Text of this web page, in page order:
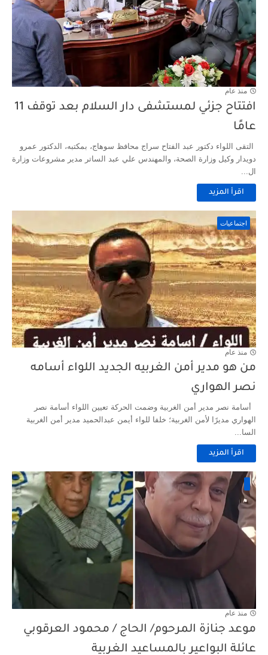
منذ عام
افتتاح جزئي لمستشفى دار السلام بعد توقف 11
عامًا
التقى اللواء دكتور عبد الفتاح سراج محافظ سوهاج، بمكتبه، الدكتور عمرو
دويدار وكيل وزارة الصحة، والمهندس علي عبد الساتر مدير مشروعات وزارة
ال...
اقرأ المزيد
اجتماعيات
منذ عام
من هو مدير أمن الغربيه الجديد اللواء أسامه
نصر الهواري
أسامة نصر مدير أمن الغربية وضمت الحركة تعيين اللواء أسامة نصر
الهواري مديرًا لأمن الغربية؛ خلفا للواء أيمن عبدالحميد مدير أمن الغربية
السا...
اقرأ المزيد
منذ عام
موعد جنازة المرحوم/ الحاج / محمود العرقوبي
عائلة البواعير بالمساعيد الغربية